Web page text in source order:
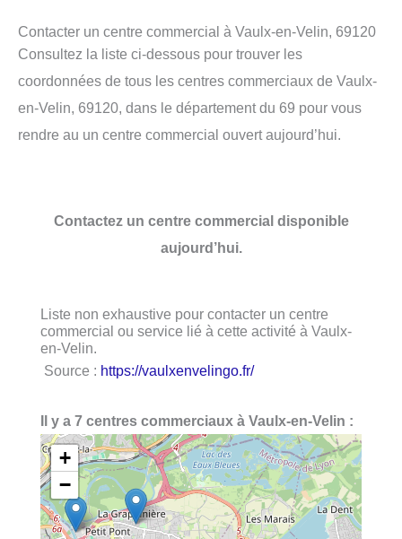
Contacter un centre commercial à Vaulx-en-Velin, 69120
Consultez la liste ci-dessous pour trouver les
coordonnées de tous les centres commerciaux de Vaulx-
en-Velin, 69120, dans le département du 69 pour vous
rendre au un centre commercial ouvert aujourd’hui.
Contactez un centre commercial disponible
aujourd’hui.
Liste non exhaustive pour contacter un centre
commercial ou service lié à cette activité à Vaulx-
en-Velin.
Source : https://vaulxenvelingo.fr/
Il y a 7 centres commerciaux à Vaulx-en-Velin :
+
−